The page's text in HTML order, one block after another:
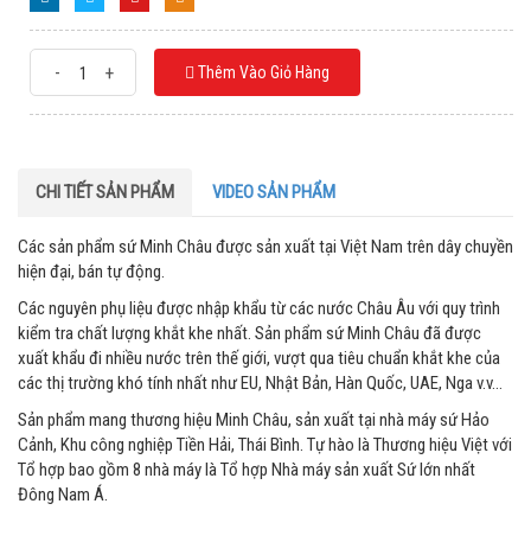
- + Thêm Vào Giỏ Hàng
CHI TIẾT SẢN PHẨM VIDEO SẢN PHẨM
Các sản phẩm sứ Minh Châu được sản xuất tại Việt Nam trên dây chuyền
hiện đại, bán tự động.
Các nguyên phụ liệu được nhập khẩu từ các nước Châu Âu với quy trình
kiểm tra chất lượng khắt khe nhất. Sản phẩm sứ Minh Châu đã được
xuất khẩu đi nhiều nước trên thế giới, vượt qua tiêu chuẩn khắt khe của
các thị trường khó tính nhất như EU, Nhật Bản, Hàn Quốc, UAE, Nga v.v…
Sản phẩm mang thương hiệu Minh Châu, sản xuất tại nhà máy sứ Hảo
Cảnh, Khu công nghiệp Tiền Hải, Thái Bình. Tự hào là Thương hiệu Việt với
Tổ hợp bao gồm 8 nhà máy là Tổ hợp Nhà máy sản xuất Sứ lớn nhất
Đông Nam Á.